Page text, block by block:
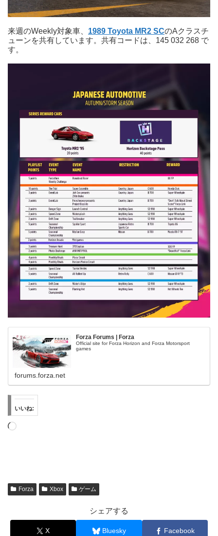
来週のWeekly対象車、 1989 Toyota MR2 SCのAクラスチ
ューンを共有しています。共有コードは、145 032 268 で
す。
Forza Forums | Forza
Official site for Forza Horizon and Forza Motorsport
games
forums.forza.net
いいね:
読
Forza Xbox ゲーム
シェアする
X Bluesky Facebook